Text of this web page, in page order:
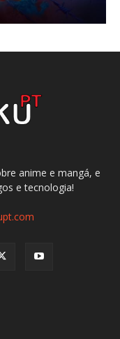
anime e mangá, e
e tecnologia!